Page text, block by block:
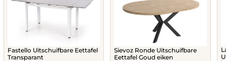
Fastello Uitschuifbare Eettafel
Transparant
Sievoz Ronde Uitschuifbare
Eettafel Goud eiken